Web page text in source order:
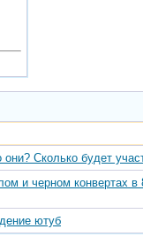
Сколько будет
и черном конвертах в
ютуб